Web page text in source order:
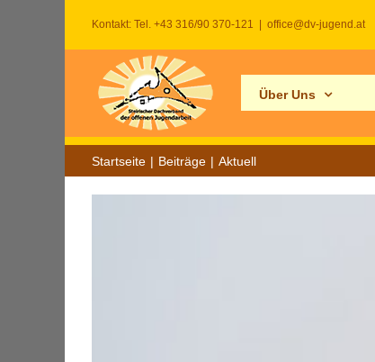
Kontakt: Tel. +43 316/90 370-121 office@dv-jugend.at
Über Uns
Startseite Beiträge Aktuell